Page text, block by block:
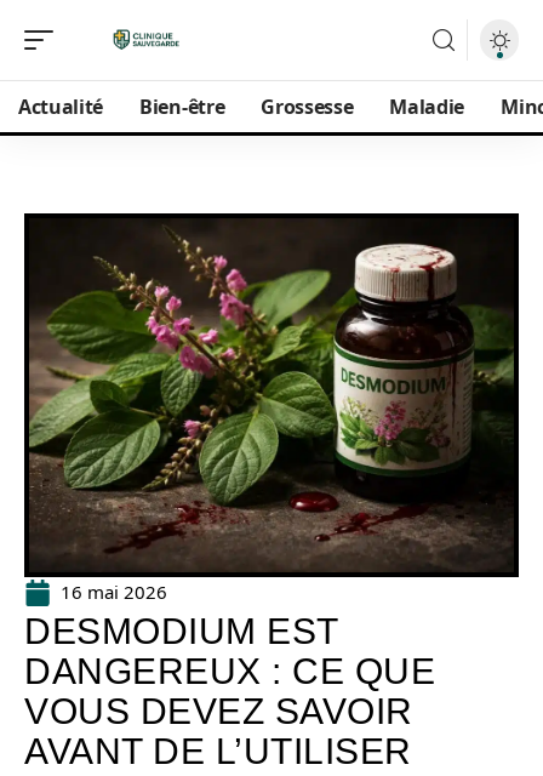
Actualité Bien-être Grossesse Maladie
16 mai 2026
DESMODIUM EST
DANGEREUX : CE QUE
VOUS DEVEZ SAVOIR
AVANT DE L’UTILISER